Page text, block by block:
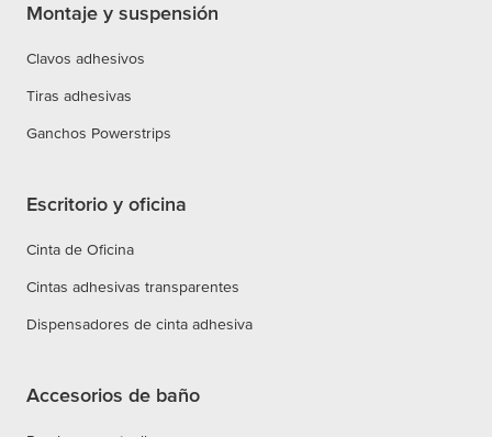
Montaje y suspensión
Clavos adhesivos
Tiras adhesivas
Ganchos Powerstrips
Escritorio y oficina
Cinta de Oficina
Cintas adhesivas transparentes
Dispensadores de cinta adhesiva
Accesorios de baño